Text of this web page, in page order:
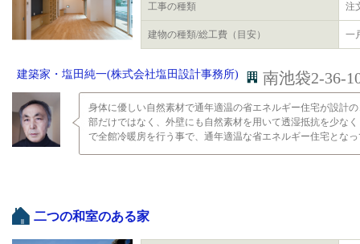
工事の種類 注
建物の種類/総工費（目安） 一
建築家・塩田純一(株式会社塩田設計事務所) 南池袋2-36-
身体に優しい自然素材で通年適温の省エネルギー住宅が設計
部だけではなく、外壁にも自然素材を用いて透湿抵抗を少な
で全館冷暖房を行う事で、通年適温な省エネルギー住宅とな
二つの和室のある家